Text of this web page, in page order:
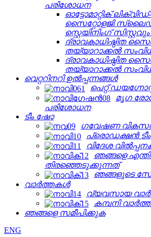
പരിശോധന
ഓട്ടോമാറ്റിക്
സൈറ്റോളജി
സ്റ്റെയിനിംഗ് സിസ്റ്റവും
ദ്രാവകാധിഷ്ഠിത
തയ്യാറാക്കൽ
ദ്രാവകാധിഷ്ഠിത
തയ്യാറാക്കൽ
വെറ്ററിനറി ഉൽപ്പന്നങ്ങൾ
പെറ്റ്
മൃഗ
പരിശോധന
ടീം ഷോ
ഗവേഷണ
പ്രൊഡക്ഷൻ ടീം
വിദേശ
ഞങ്ങളെ
തിരഞ്ഞെടുക്കുന്നത്
ഞങ്ങളുടെ
വാർത്തകൾ
വ്യവസായ
കമ്പനി
ഞങ്ങളെ സമീപിക്കുക
ENG